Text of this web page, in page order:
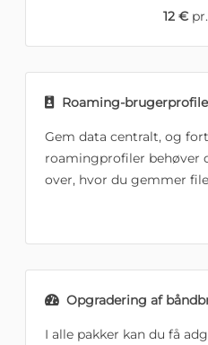
12 €
Roaming-
Gem data centralt, og
roamingprofiler
over, hvor du gemmer
Opgradering af
I alle pakker kan du få